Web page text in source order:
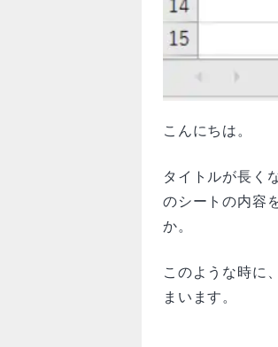
こんにちは。
タイトルが長く
のシートの内容
か。
このような時に
まいます。